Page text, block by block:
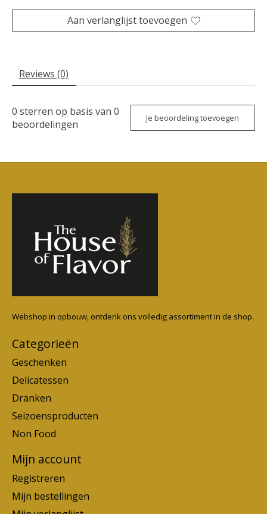
Aan verlanglijst toevoegen
Reviews (0)
0 sterren op basis van 0
beoordelingen
Je beoordeling toevoegen
Webshop in opbouw, ontdenk ons volledig assortiment in de shop.
Categorieën
Geschenken
Delicatessen
Dranken
Seizoensproducten
Non Food
Mijn account
Registreren
Mijn bestellingen